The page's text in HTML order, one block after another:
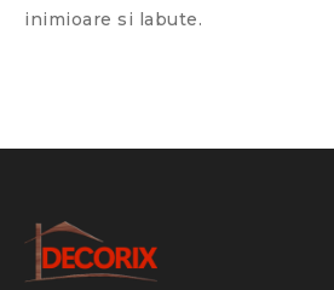
inimioare si labute.